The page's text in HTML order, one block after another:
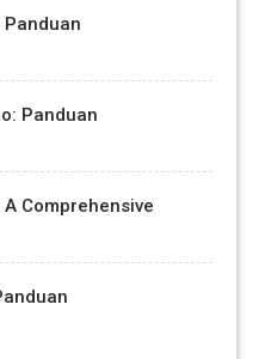
Panduan
Comprehensive